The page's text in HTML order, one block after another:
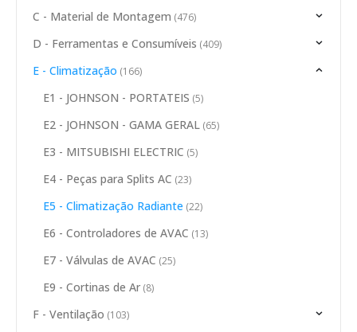
C - Material de Montagem (476)
D - Ferramentas e Consumíveis (409)
E - Climatização (166)
E1 - JOHNSON - PORTATEIS (5)
E2 - JOHNSON - GAMA GERAL (65)
E3 - MITSUBISHI ELECTRIC (5)
E4 - Peças para Splits AC (23)
E5 - Climatização Radiante (22)
E6 - Controladores de AVAC (13)
E7 - Válvulas de AVAC (25)
E9 - Cortinas de Ar (8)
F - Ventilação (103)